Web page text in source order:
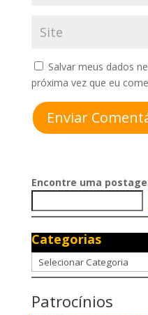
Salvar meus dados
próxima vez que eu
Enviar
Encontre uma
Categorias
Categorias
Patrocínios